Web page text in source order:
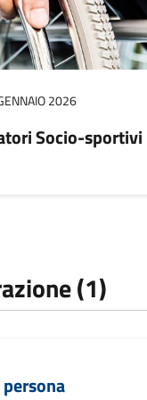
2026
Socio-sportivi
(1)